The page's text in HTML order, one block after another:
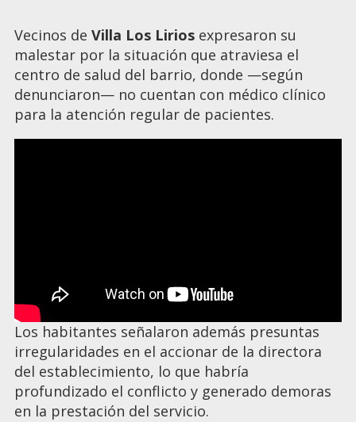
Vecinos de Villa Los Lirios expresaron su
malestar por la situación que atraviesa el
centro de salud del barrio, donde —según
denunciaron— no cuentan con médico clínico
para la atención regular de pacientes.
Los habitantes señalaron además presuntas
irregularidades en el accionar de la directora
del establecimiento, lo que habría
profundizado el conflicto y generado demoras
en la prestación del servicio.